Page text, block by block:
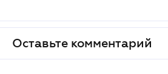
Оставьте комментарий